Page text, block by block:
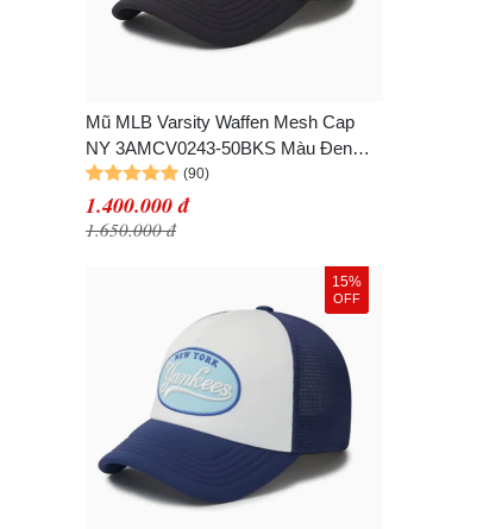
Mũ MLB Varsity Waffen Mesh Cap
NY 3AMCV0243-50BKS Màu Đen
Trắng
1.400.000 đ
1.650.000 đ
15%
OFF